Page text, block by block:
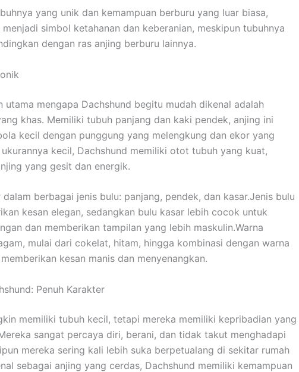
yang unik dan kemampuan berburu yang luar biasa,
simbol ketahanan dan keberanian, meskipun tubuhnya
dengan ras anjing berburu lainnya.
utama mengapa Dachshund begitu mudah dikenal adalah
khas. Memiliki tubuh panjang dan kaki pendek, anjing ini
kecil dengan punggung yang melengkung dan ekor yang
kecil, Dachshund memiliki otot tubuh yang kuat,
yang gesit dan energik.
dalam berbagai jenis bulu: panjang, pendek, dan kasar.Jenis bulu
kesan elegan, sedangkan bulu kasar lebih cocok untuk
dan memberikan tampilan yang lebih maskulin.Warna
mulai dari cokelat, hitam, hingga kombinasi dengan warna
kesan manis dan menyenangkan.
Penuh Karakter
memiliki tubuh kecil, tetapi mereka memiliki kepribadian yang
sangat percaya diri, berani, dan tidak takut menghadapi
mereka sering kali lebih suka berpetualang di sekitar rumah
sebagai anjing yang cerdas, Dachshund memiliki kemampuan